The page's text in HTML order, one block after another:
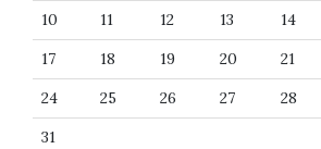
10
11 12 13 14
17
18 19 20 21
24
25 26 27 28
31